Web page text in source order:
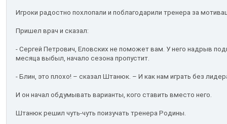
Игроки радостно похлопали и поблагодарили тренера за
Пришел врач и сказал:
- Сергей Петрович, Еловских не поможет вам. У него надрыв
месяца выбыл, начало сезона пропустит.
- Блин, это плохо! – сказал Штанюк. – И как нам играть без
И он начал обдумывать варианты, кого ставить вместо него.
Штанюк решил чуть-чуть поизучать тренера Родины.